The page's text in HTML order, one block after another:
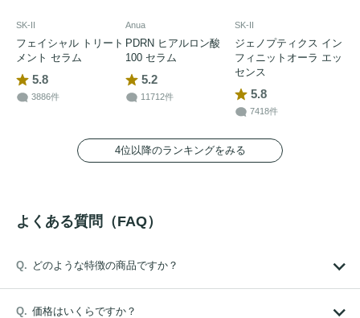
SK-II
フェイシャル トリート
メント セラム
5.8
3886件
Anua
PDRN ヒアルロン酸
100 セラム
5.2
11712件
SK-II
ジェノプティクス イン
フィニットオーラ エッ
センス
5.8
7418件
4位以降のランキングをみる
よくある質問（FAQ）
どのような特徴の商品ですか？
価格はいくらですか？